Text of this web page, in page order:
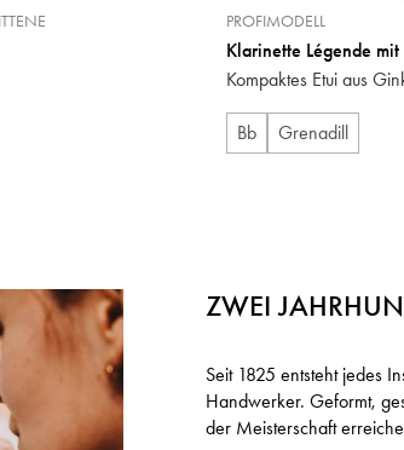
PROFIMODELL
Klarinette Légende
Kompaktes Etui aus
Bb Grenadill
ZWEI
Seit 1825 entsteht jedes
Handwerker. Geformt,
der Meisterschaft